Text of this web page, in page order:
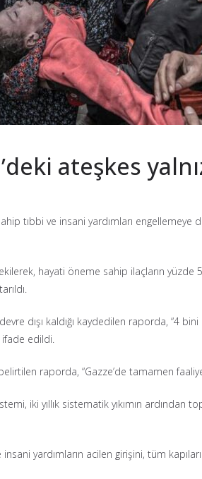
ateşkes
tıbbi ve insani yardımları engellemeye
hayati öneme sahip ilaçların yüzde
dışı kaldığı kaydedilen raporda, “4
ifade edildi.
raporda, “Gazze’de tamamen
iki yıllık sistematik yıkımın
yardımların acilen girişini, tüm